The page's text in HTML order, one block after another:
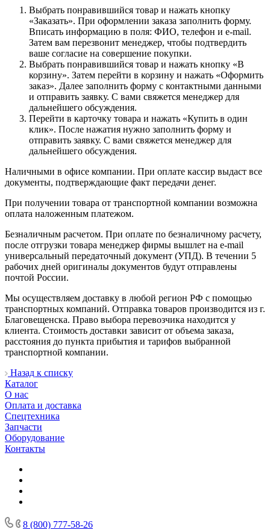
Выбрать понравившийся товар и нажать кнопку
«Заказать». При оформлении заказа заполнить форму.
Вписать информацию в поля: ФИО, телефон и e-mail.
Затем вам перезвонит менеджер, чтобы подтвердить
ваше согласие на совершение покупки.
Выбрать понравившийся товар и нажать кнопку «В
корзину». Затем перейти в корзину и нажать «Оформить
заказ». Далее заполнить форму с контактными данными
и отправить заявку. С вами свяжется менеджер для
дальнейшего обсуждения.
Перейти в карточку товара и нажать «Купить в один
клик». После нажатия нужно заполнить форму и
отправить заявку. С вами свяжется менеджер для
дальнейшего обсуждения.
Наличными в офисе компании. При оплате кассир выдаст все
документы, подтверждающие факт передачи денег.
При получении товара от транспортной компании возможна
оплата наложенным платежом.
Безналичным расчетом. При оплате по безналичному расчету,
после отгрузки товара менеджер фирмы вышлет на e-mail
универсальный передаточный документ (УПД). В течении 5
рабочих дней оригиналы документов будут отправлены
почтой России.
Мы осуществляем доставку в любой регион РФ с помощью
транспортных компаний. Отправка товаров производится из г.
Благовещенска. Право выбора перевозчика находится у
клиента. Стоимость доставки зависит от объема заказа,
расстояния до пункта прибытия и тарифов выбранной
транспортной компании.
Назад к списку
Каталог
О нас
Оплата и доставка
Спецтехника
Запчасти
Оборудование
Контакты
8 (800) 777-58-26